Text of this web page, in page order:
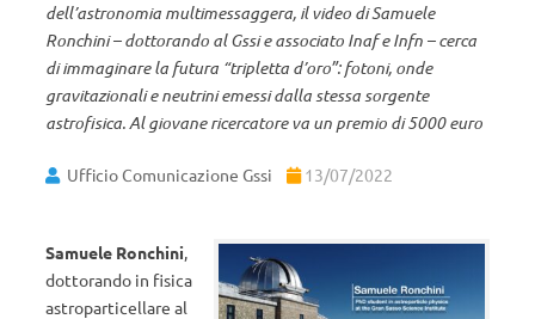
dell’astronomia multimessaggera, il video di Samuele
Ronchini – dottorando al Gssi e associato Inaf e Infn – cerca
di immaginare la futura “tripletta d’oro”: fotoni, onde
gravitazionali e neutrini emessi dalla stessa sorgente
astrofisica. Al giovane ricercatore va un premio di 5000 euro
Ufficio Comunicazione Gssi 13/07/2022
Samuele Ronchini,
dottorando in fisica
astroparticellare al